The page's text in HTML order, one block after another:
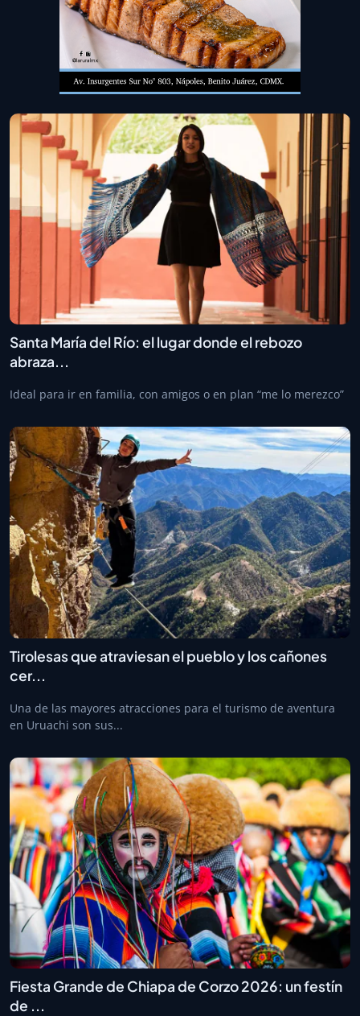
Santa María del Río: el lugar donde el rebozo
abraza...
Ideal para ir en familia, con amigos o en plan “me lo merezco”
Tirolesas que atraviesan el pueblo y los cañones
cer...
Una de las mayores atracciones para el turismo de aventura
en Uruachi son sus...
Fiesta Grande de Chiapa de Corzo 2026: un festín
de ...